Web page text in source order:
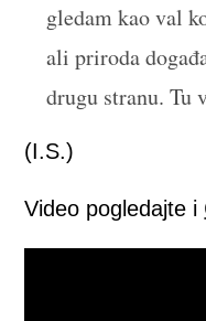
gledam kao val
ali priroda
drugu stranu. Tu
(I.S.)
Video pogledajte i